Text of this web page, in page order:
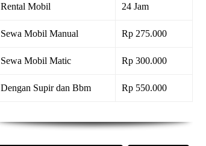
Rental Mobil 24 Jam
Sewa Mobil Manual Rp 275.000
Sewa Mobil Matic Rp 300.000
Dengan Supir dan Bbm Rp 550.000